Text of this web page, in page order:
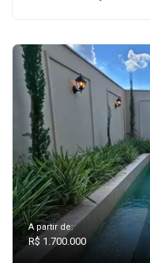
A partir de:
R$ 1.700.000